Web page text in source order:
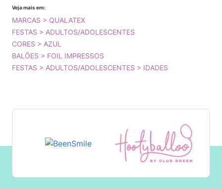
Veja mais em:
MARCAS > QUALATEX
FESTAS > ADULTOS/ADOLESCENTES
CORES > AZUL
BALÕES > FOIL IMPRESSOS
FESTAS > ADULTOS/ADOLESCENTES > IDADES